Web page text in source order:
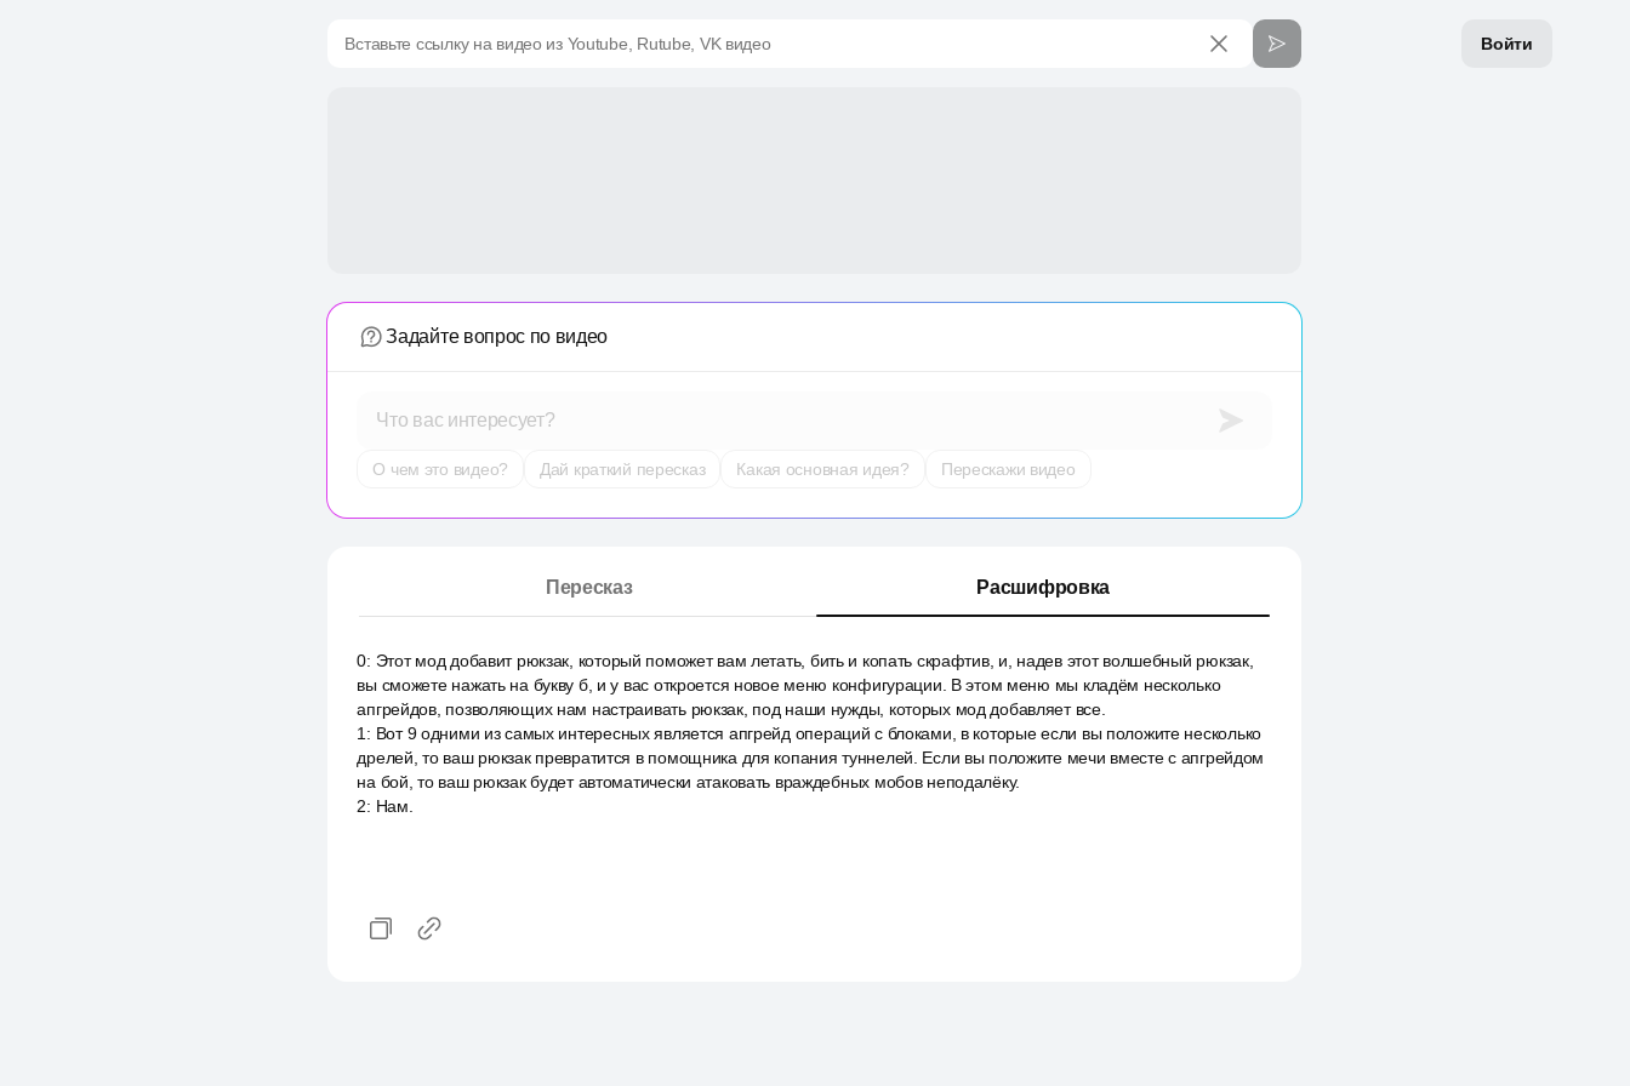
Войти
Вставьте ссылку на видео из Youtube, Rutube, VK видео
Задайте вопрос по видео
Что вас интересует?
О чем это видео? Дай краткий пересказ Какая основная идея? Перескажи видео
Пересказ Расшифровка
0: Этот мод добавит рюкзак, который поможет вам летать, бить и копать скрафтив, и, надев этот волшебный рюкзак,
вы сможете нажать на букву б, и у вас откроется новое меню конфигурации. В этом меню мы кладём несколько
апгрейдов, позволяющих нам настраивать рюкзак, под наши нужды, которых мод добавляет все.
1 : Вот 9 одними из самых интересных является апгрейд операций с блоками, в которые если вы положите несколько
дрелей, то ваш рюкзак превратится в помощника для копания туннелей. Если вы положите мечи вместе с апгрейдом
на бой, то ваш рюкзак будет автоматически атаковать враждебных мобов неподалёку.
2: Нам.